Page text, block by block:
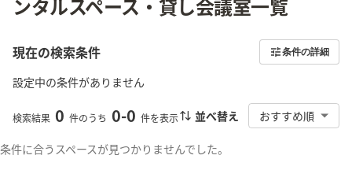
ンタルスペース・貸し会議室一覧
現在の検索条件 条件の詳細
設定中の条件がありません
検索結果 0 件のうち 0-0 件を表示 並べ替え おすすめ順
条件に合うスペースが見つかりませんでした。